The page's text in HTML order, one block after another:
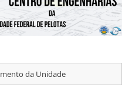
da Unidade